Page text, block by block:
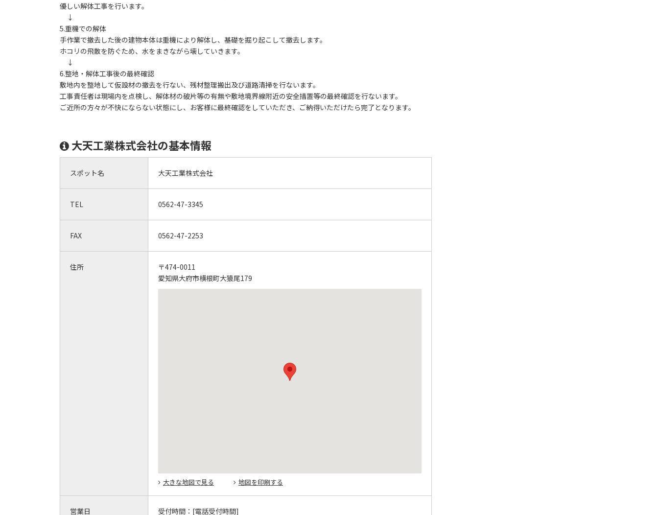
優しい解体工事を行います。
↓
5.重機での解体
手作業で撤去した後の建物本体は重機により解体し、基礎を掘り起こして撤去します。
ホコリの飛散を防ぐため、水をまきながら壊していきます。
↓
6.整地・解体工事後の最終確認
敷地内を整地して仮設材の撤去を行ない、残材整理搬出及び道路清掃を行ないます。
工事責任者は現場内を点検し、解体材の破片等の有無や敷地境界線附近の安全措置等の最終確認を行ないます。
ご近所の方々が不快にならない状態にし、お客様に最終確認をしていただき、ご納得いただけたら完了となります。
大天工業株式会社の基本情報
スポット名 大天工業株式会社
TEL 0562-47-3345
FAX 0562-47-2253
住所
〒474-0011
愛知県大府市横根町大猿尾179
大きな地図で見る 地図を印刷する
営業日 受付時間： [電話受付時間]